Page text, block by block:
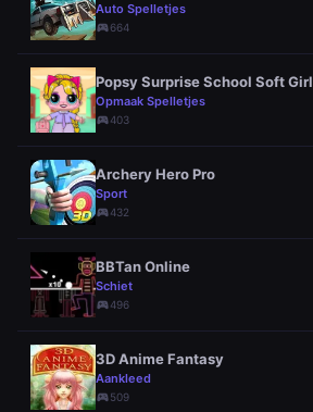
Auto Spelletjes
sports_esports664
Popsy Surprise School Soft Girl
Opmaak Spelletjes
sports_esports403
Archery Hero Pro
Sport
sports_esports432
BBTan Online
Schiet
sports_esports496
3D Anime Fantasy
Aankleed
sports_esports509